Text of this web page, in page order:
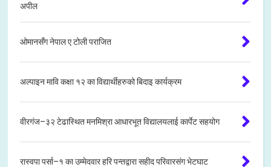
अपील
ओमानसँग नेपाल ए टोली पराजित
अल्पाइन मावि कक्षा १२ का विद्यार्थीहरुको बिदाइ कार्यक्रम
वीरगंज–३२ टेढास्थित मनमिश्रा आधारभूत विद्यालयलाई कार्पेट सहयोग
रास्वपा पर्सा–१ का उम्मेदवार हरि पन्तद्वारा सहीद परिवारसंग भेटघाट